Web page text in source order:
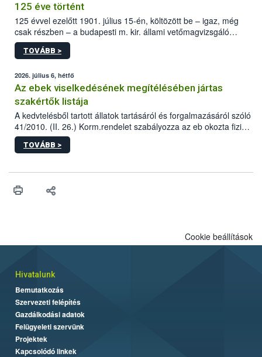
125 éve történt
125 évvel ezelőtt 1901. július 15-én, költözött be – igaz, még
csak részben – a budapesti m. kir. állami vetőmagvizsgáló
állomás a Kis Rókus utca 15. szám alatti, Czigler Győző által
tervezett új épületébe.
TOVÁBB >
2026. július 6, hétfő
Az ebek viselkedésének megítélésében jártas
szakértők listája
A kedvtelésből tartott állatok tartásáról és forgalmazásáról szóló
41/2010. (II. 26.) Korm.rendelet szabályozza az eb okozta fizikai
sérülés, illetve ennek veszélye keletkezésekor felmerülő
hatósági feladatokat, valamint a veszélyes eb tartását és annak
vonni az ebek viselkedésének megítélésében jártas szakértőt.
TOVÁBB >
Cookie beállítások
Hivatalunk
Bemutatkozás
Szervezeti felépítés
Gazdálkodási adatok
Felügyeleti szervünk
Projektek
Kapcsolódó linkek